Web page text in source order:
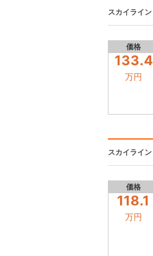
スカイライン
価格
133.4
万円
スカイライン
価格
118.1
万円